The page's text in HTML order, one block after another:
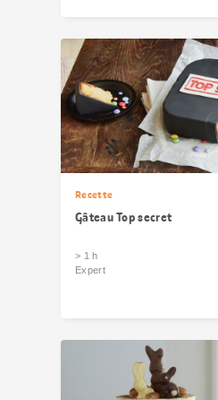
Recette
Gâteau Top secret
> 1 h
Expert